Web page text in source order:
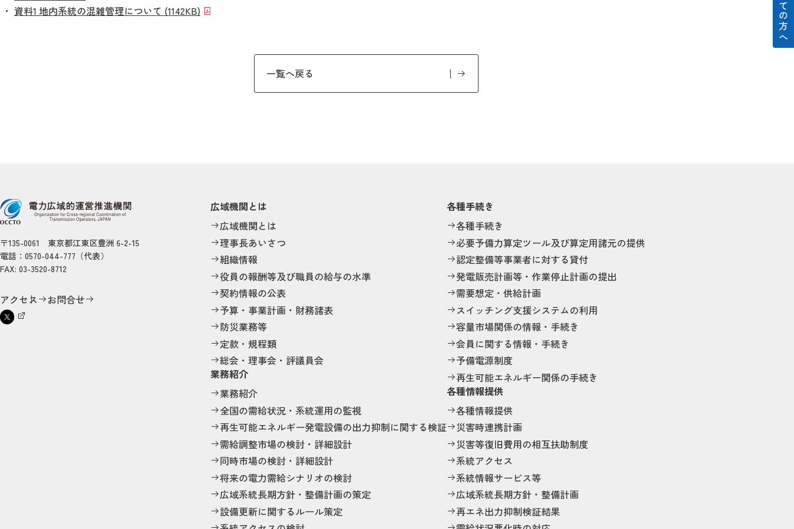
資料1 地内系統の混雑管理について (1142KB)
一覧へ戻る
〒135-0061 東京都江東区豊洲 6-2-15
電話：0570-044-777（代表）
FAX: 03-3520-8712
アクセス お問合せ
広域機関とは
広域機関とは
理事長あいさつ
組織情報
役員の報酬等及び職員の給与の水準
契約情報の公表
予算・事業計画・財務諸表
防災業務等
定款・規程類
総会・理事会・評議員会
業務紹介
業務紹介
全国の需給状況・系統運用の監視
再生可能エネルギー発電設備の出力抑制に関する検証
需給調整市場の検討・詳細設計
同時市場の検討・詳細設計
将来の電力需給シナリオの検討
広域系統長期方針・整備計画の策定
設備更新に関するルール策定
各種手続き
各種手続き
必要予備力算定ツール及び算定用諸元の提供
認定整備等事業者に対する貸付
発電販売計画等・作業停止計画の提出
需要想定・供給計画
スイッチング支援システムの利用
容量市場関係の情報・手続き
会員に関する情報・手続き
予備電源制度
再生可能エネルギー関係の手続き
各種情報提供
各種情報提供
災害時連携計画
災害等復旧費用の相互扶助制度
系統アクセス
系統情報サービス等
広域系統長期方針・整備計画
再エネ出力抑制検証結果